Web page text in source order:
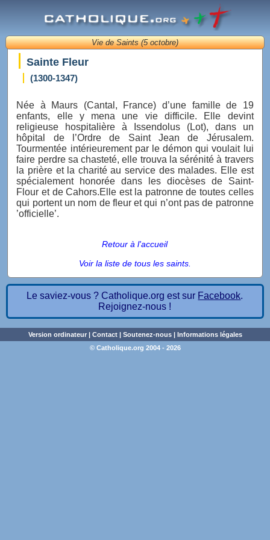
Vie de Saints (5 octobre)
Sainte Fleur
(1300-1347)
Née à Maurs (Cantal, France) d’une famille de 19
enfants, elle y mena une vie difficile. Elle devint
religieuse hospitalière à Issendolus (Lot), dans un
hôpital de l’Ordre de Saint Jean de Jérusalem.
Tourmentée intérieurement par le démon qui voulait lui
faire perdre sa chasteté, elle trouva la sérénité à travers
la prière et la charité au service des malades. Elle est
spécialement honorée dans les diocèses de Saint-
Flour et de Cahors.Elle est la patronne de toutes celles
qui portent un nom de fleur et qui n’ont pas de patronne
’officielle’.
Retour à l'accueil
Voir la liste de tous les saints.
Le saviez-vous ? Catholique.org est sur Facebook.
Rejoignez-nous !
Version ordinateur| Contact| Soutenez-nous| Informations légales
© Catholique.org 2004 - 2026